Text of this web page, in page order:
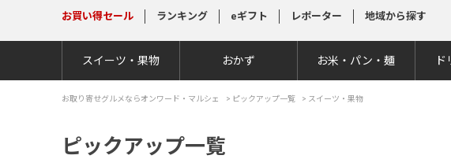
お買い得セール ランキング eギフト レポーター 地域から探す
スイーツ・果物 おかず お米・パン・麺
お取り寄せグルメならオンワード・マルシェ > ピックアップ一覧 > スイーツ・果物
ピックアップ一覧